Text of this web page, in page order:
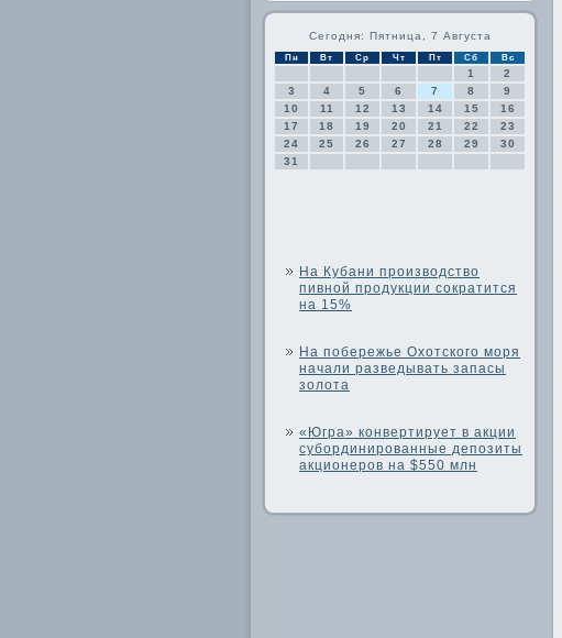
Сегодня: Пятница, 7 Августа
Пн Вт Ср Чт Пт Сб Вс
1
2
3
4 5 6 7 8
9
10
11 12 13 14 15
16
17
18 19 20 21 22
23
24
25 26 27 28 29
30
31
На Кубани производство
пивной продукции сократится
на 15%
На побережье Охотского моря
начали разведывать запасы
золота
«Югра» конвертирует в акции
субординированные депозиты
акционеров на $550 млн